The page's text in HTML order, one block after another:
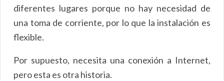
diferentes lugares porque no hay necesidad de
una toma de corriente, por lo que la instalación es
flexible.
Por supuesto, necesita una conexión a Internet,
pero esta es otra historia.